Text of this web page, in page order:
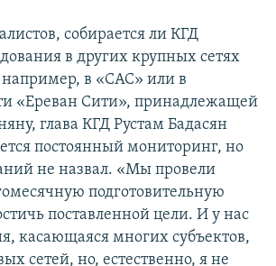
собирается ли КГД
в других крупных сетях
например, в «САС» или в
«Ереван Сити», принадлежащей
глава КГД Рустам Бадасян
постоянный мониторинг, но
не назвал. «Мы провели
подготовительную
поставленной цели. И у нас
касающаяся многих субъектов,
сетей, но, естественно, я не